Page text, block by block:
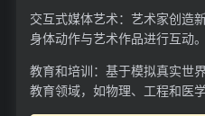
交互式媒体艺术：艺术家创造
身体动作与艺术作品进行互动。
教育和培训：基于模拟真实世
教育领域，如物理、工程和医学